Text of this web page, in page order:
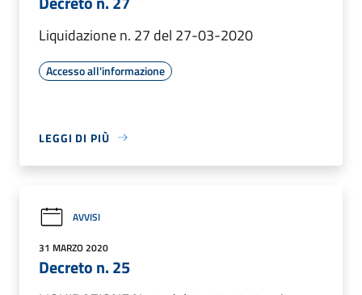
Liquidazione n. 27 del 27-03-2020
Accesso all'informazione
LEGGI DI PIÙ
AVVISI
31 MARZO 2020
Decreto n. 25